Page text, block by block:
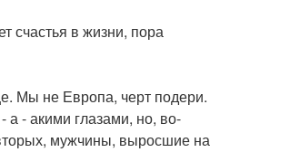
счастья в жизни, пора
Мы не Европа, черт подери.
а - акими глазами, но, во-
мужчины, выросшие на